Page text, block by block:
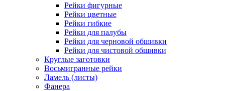
Рейки фигурные
Рейки цветные
Рейки гибкие
Рейки для палубы
Рейки для черновой обшивки
Рейки для чистовой обшивки
Круглые заготовки
Восьмигранные рейки
Ламель (листы)
Фанера